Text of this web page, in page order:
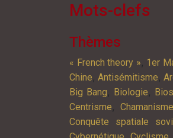
Mots-clefs
Thèmes
« French theory », 1er
Chine, Antisémitisme,
Big Bang, Biologie,
Centrisme, Chamanisme
Conquête spatiale